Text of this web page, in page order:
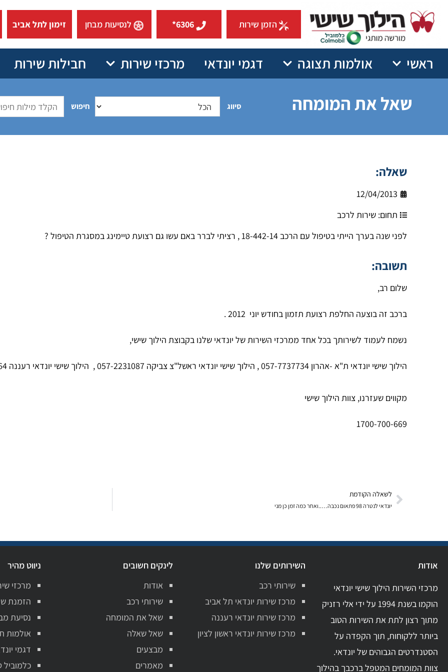
הזמן שירות 6306* לנסיעות מבחן זימון לתל אביב
ראשי אולמות תצוגה דגמי יונדאי מרכזי שירות חבילות שירות
שאל את המומחה סיווג חיפוש
שאלה:
12/04/2013
תחום: שירות לרכב
לפני שנה בערך הייתי בטיפול עם הרכב 18-442-14 , רציתי לברר באם עשו גם רצועת טיימינג במסגרת הטיפול ?
תשובה:
שלום רב,
ברכב זה בוצעה החלפת רצועת תזמון בחודש יוני 2012 .
נשמח לעמוד לשירותך בכל אחד ממרכזי השירות של יונדאי שלנו בקבוצת הילוך שישי,
הילוך שישי יונדאי ת"א -אהרון 057-7737734 , הילוך שישי יונדאי ראשל"צ צביקה 057-2231087 , הילוך שישי יונדאי רעננה 057-2240064
מקווים שעזרנו, צוות הילוך שישי
1700-700-669
לשאלה הקודמת
יונדאי לנטרה 98 פתאום נכבה…..ואחר כמה זמן כן מני
אודות
מרכזי השירות הילוך שישי יונדאי
הוקמו בשנת 1994 על ידי אלי רזניק
מתוך רצון לתת את השירות הטוב
ביותר ללקוחות, תוך הקפדה על
הסטנדרטים הגבוהים של יונדאי.
צוות המומחים המטפל ברכבך בהילוך
השירותים שלנו
שירותי רכב
מרכז שירות יונדאי תל אביב
מרכז שירות יונדאי רעננה
מרכז שירות יונדאי ראשון לציון
לינקים חשובים
אודות
שירותי רכב
שאל את המומחה
שאל שאלה
מבצעים
מאמרים
ניווט מהיר
מרכזי
הזמנת
נסיעת
אולמות
דגמי
כלמוביל